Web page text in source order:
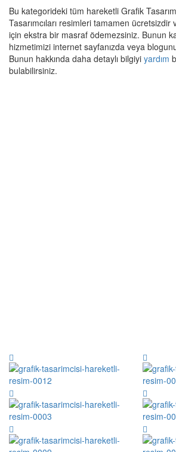
Bu kategorideki tüm hareketli Grafik
Tasarımcıları resimleri tamamen ücretsizdir
için ekstra bir masraf ödemezsiniz. Bunun
hizmetimizi internet sayfanızda veya
Bunun hakkında daha detaylı bilgiyi yardım
bulabilirsiniz.